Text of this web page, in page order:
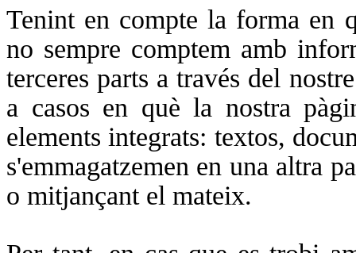
Tenint en compte la forma en
no sempre comptem amb
terceres parts a través del
a casos en què la nostra
elements integrats: textos,
s'emmagatzemen en una altra
o mitjançant el mateix.